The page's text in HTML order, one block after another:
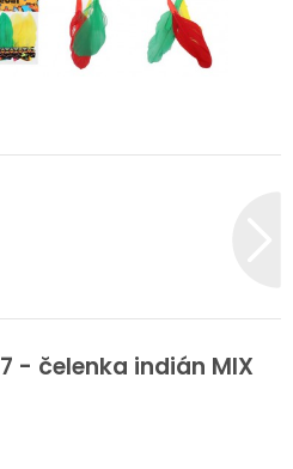
- čelenka indián MIX